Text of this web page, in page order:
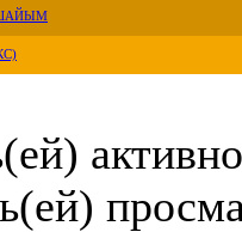
активно